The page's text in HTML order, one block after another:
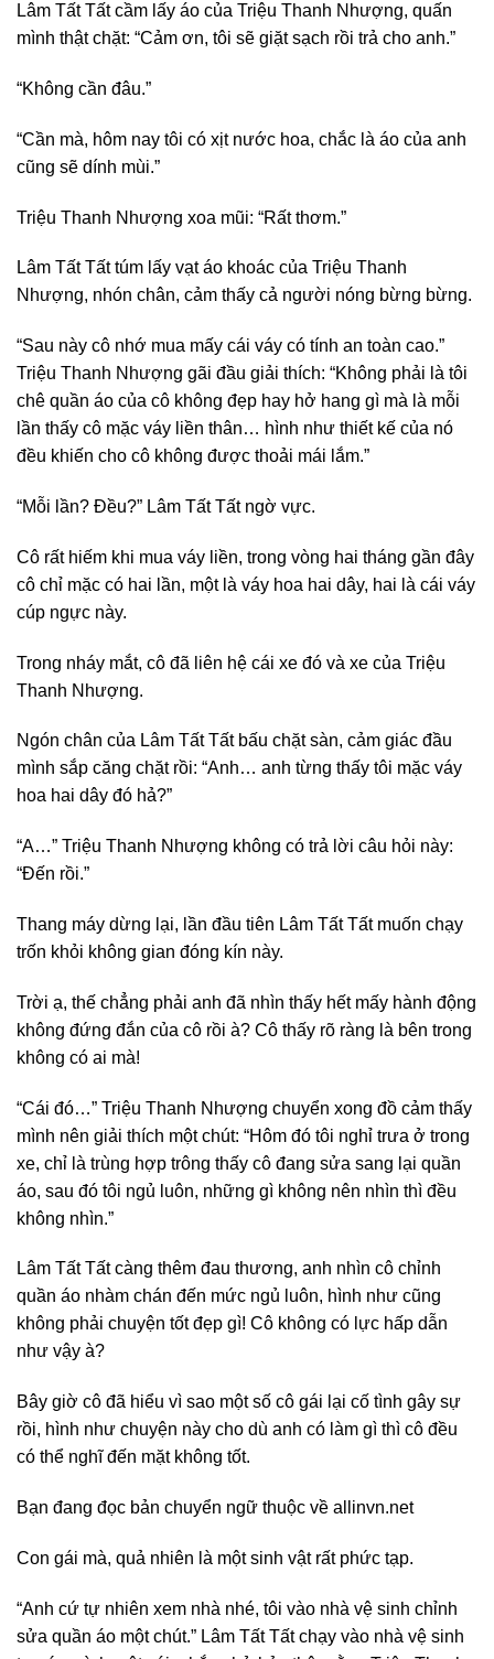
Lâm Tất Tất cầm lấy áo của Triệu Thanh Nhượng, quấn
mình thật chặt: “Cảm ơn, tôi sẽ giặt sạch rồi trả cho anh.”
“Không cần đâu.”
“Cần mà, hôm nay tôi có xịt nước hoa, chắc là áo của anh
cũng sẽ dính mùi.”
Triệu Thanh Nhượng xoa mũi: “Rất thơm.”
Lâm Tất Tất túm lấy vạt áo khoác của Triệu Thanh
Nhượng, nhón chân, cảm thấy cả người nóng bừng bừng.
“Sau này cô nhớ mua mấy cái váy có tính an toàn cao.”
Triệu Thanh Nhượng gãi đầu giải thích: “Không phải là tôi
chê quần áo của cô không đẹp hay hở hang gì mà là mỗi
lần thấy cô mặc váy liền thân… hình như thiết kế của nó
đều khiến cho cô không được thoải mái lắm.”
“Mỗi lần? Đều?” Lâm Tất Tất ngờ vực.
Cô rất hiếm khi mua váy liền, trong vòng hai tháng gần đây
cô chỉ mặc có hai lần, một là váy hoa hai dây, hai là cái váy
cúp ngực này.
Trong nháy mắt, cô đã liên hệ cái xe đó và xe của Triệu
Thanh Nhượng.
Ngón chân của Lâm Tất Tất bấu chặt sàn, cảm giác đầu
mình sắp căng chặt rồi: “Anh… anh từng thấy tôi mặc váy
hoa hai dây đó hả?”
“A…” Triệu Thanh Nhượng không có trả lời câu hỏi này:
“Đến rồi.”
Thang máy dừng lại, lần đầu tiên Lâm Tất Tất muốn chạy
trốn khỏi không gian đóng kín này.
Trời ạ, thế chẳng phải anh đã nhìn thấy hết mấy hành động
không đứng đắn của cô rồi à? Cô thấy rõ ràng là bên trong
không có ai mà!
“Cái đó…” Triệu Thanh Nhượng chuyển xong đồ cảm thấy
mình nên giải thích một chút: “Hôm đó tôi nghỉ trưa ở trong
xe, chỉ là trùng hợp trông thấy cô đang sửa sang lại quần
áo, sau đó tôi ngủ luôn, những gì không nên nhìn thì đều
không nhìn.”
Lâm Tất Tất càng thêm đau thương, anh nhìn cô chỉnh
quần áo nhàm chán đến mức ngủ luôn, hình như cũng
không phải chuyện tốt đẹp gì! Cô không có lực hấp dẫn
như vậy à?
Bây giờ cô đã hiểu vì sao một số cô gái lại cố tình gây sự
rồi, hình như chuyện này cho dù anh có làm gì thì cô đều
có thể nghĩ đến mặt không tốt.
Bạn đang đọc bản chuyển ngữ thuộc về allinvn.net
Con gái mà, quả nhiên là một sinh vật rất phức tạp.
“Anh cứ tự nhiên xem nhà nhé, tôi vào nhà vệ sinh chỉnh
sửa quần áo một chút.” Lâm Tất Tất chạy vào nhà vệ sinh